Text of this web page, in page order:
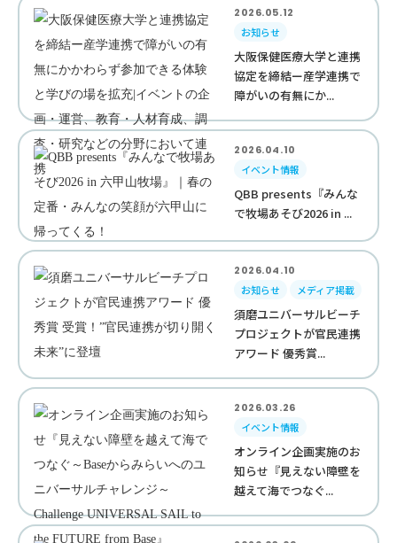
2026.05.12
お知らせ
大阪保健医療大学と連携
協定を締結ー産学連携で
障がいの有無にか...
2026.04.10
イベント情報
QBB presents『みんな
で牧場あそび2026 in ...
2026.04.10
お知らせ
メディア掲載
須磨ユニバーサルビーチ
プロジェクトが官民連携
アワード 優秀賞...
2026.03.26
イベント情報
オンライン企画実施のお
知らせ『見えない障壁を
越えて海でつなぐ...